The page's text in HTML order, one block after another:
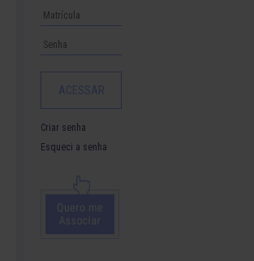
Criar senha
Esqueci a senha